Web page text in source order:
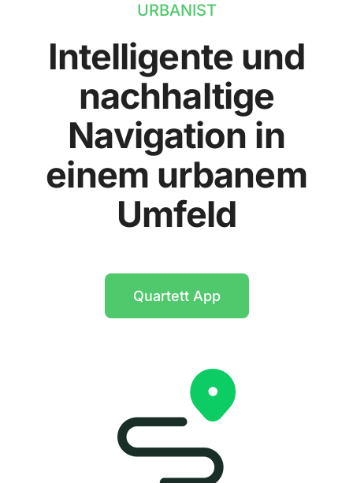
URBANIST
Intelligente und
nachhaltige
Navigation in
einem urbanem
Umfeld
Quartett App